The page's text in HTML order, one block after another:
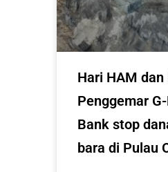
Hari HAM
Penggemar
Bank stop
bara di Pulau